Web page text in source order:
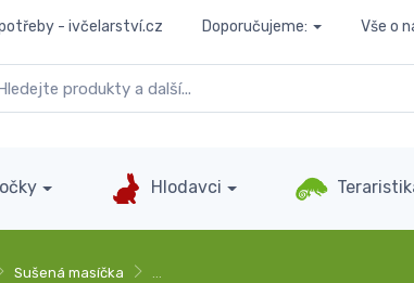
- ivčelarství.cz Doporučujeme: Vše o
Hlodavci
Sušená masíčka …